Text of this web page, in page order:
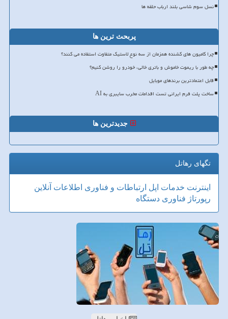
نسل سوم شاسی بلند ارباب حلقه ها
پربحث ترین ها
چرا کامیون های کشنده همزمان از سه نوع لاستیک متفاوت استفاده می کنند؟
چه طور با ریموت خاموش و باتری خالی، خودرو را روشن کنیم؟
قابل اعتمادترین برندهای موبایل
ساخت پلت فرم ایرانی تست اقدامات مخرب سایبری به AI
جدیدترین ها
تگهای رهاتل
اینترنت خدمات اپل ارتباطات و فناوری اطلاعات آنلاین
رپورتاژ فناوری دستگاه